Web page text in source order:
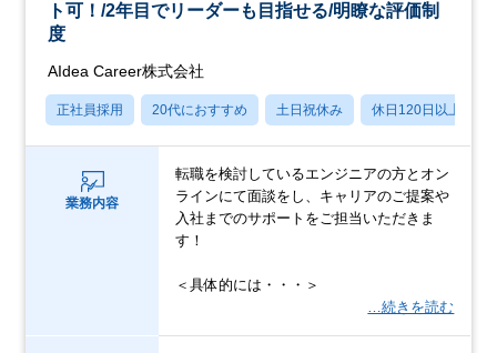
ト可！/2年目でリーダーも目指せる/明瞭な評価制
度
AIdea Career株式会社
正社員採用 20代におすすめ 土日祝休み 休日120日以上
業務内容
転職を検討しているエンジニアの方とオン
ラインにて面談をし、キャリアのご提案や
入社までのサポートをご担当いただきま
す！
＜具体的には・・・＞
…続きを読む